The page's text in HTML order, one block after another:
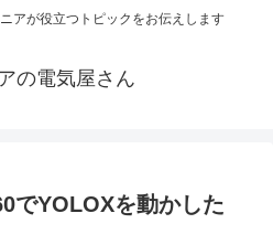
アが役立つトピックをお伝えします
の電気屋さん
でYOLOXを動かした